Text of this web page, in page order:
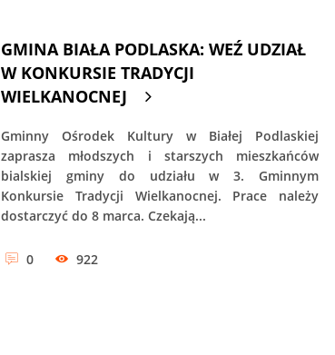
GMINA BIAŁA PODLASKA: WEŹ UDZIAŁ
W KONKURSIE TRADYCJI
WIELKANOCNEJ
Gminny Ośrodek Kultury w Białej Podlaskiej
zaprasza młodszych i starszych mieszkańców
bialskiej gminy do udziału w 3. Gminnym
Konkursie Tradycji Wielkanocnej. Prace należy
dostarczyć do 8 marca. Czekają...
0 922